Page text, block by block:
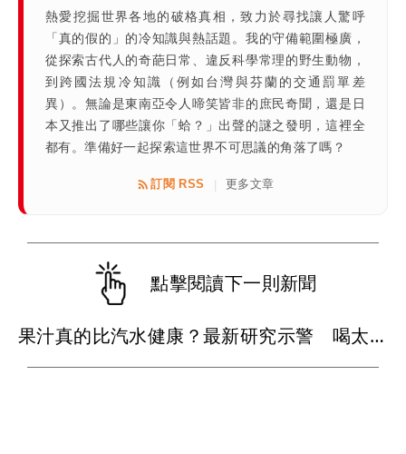
熱愛挖掘世界各地的破格真相，致力於尋找讓人驚呼
「真的假的」的冷知識與熱話題。我的守備範圍極廣，
從探索古代人的奇葩日常、違反科學常理的野生動物，
到跨國法規冷知識（例如台灣與芬蘭的交通罰單差
異）。無論是東南亞令人啼笑皆非的庶民奇聞，還是日
本又推出了哪些讓你「蛤？」出聲的謎之發明，這裡全
都有。準備好一起探索這世界不可思議的角落了嗎？
訂閱 RSS 更多文章
點擊閱讀下一則新聞
果汁真的比汽水健康？最新研究示警 喝太多恐增加高血壓風險